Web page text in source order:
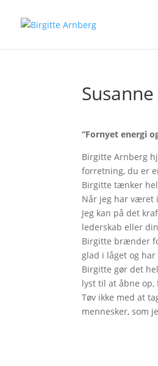
“Fornyet energi
Birgitte Arnberg
forretning, du er
Birgitte tænker
Når jeg har været
Jeg kan på det
lederskab eller
Birgitte brænder
glad i låget og
Birgitte gør det
lyst til at åbne
Tøv ikke med at
mennesker, som